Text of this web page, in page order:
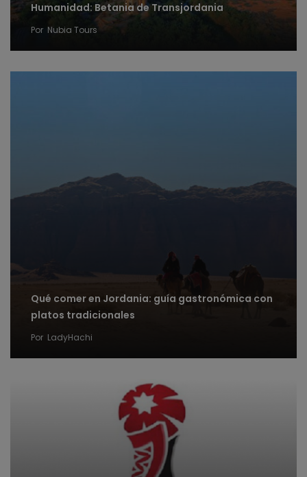
Humanidad: Betania de Transjordania
Por Nubia Tours
Qué comer en Jordania: guía gastronómica con
platos tradicionales
Por LadyHachi